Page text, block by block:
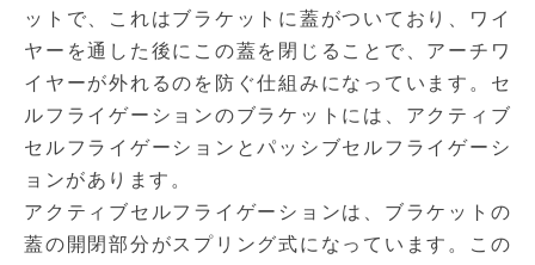
ットで、これはブラケットに蓋がついており、ワイ
ヤーを通した後にこの蓋を閉じることで、アーチワ
イヤーが外れるのを防ぐ仕組みになっています。セ
ルフライゲーションのブラケットには、アクティブ
セルフライゲーションとパッシブセルフライゲーシ
ョンがあります。
アクティブセルフライゲーションは、ブラケットの
蓋の開閉部分がスプリング式になっています。この